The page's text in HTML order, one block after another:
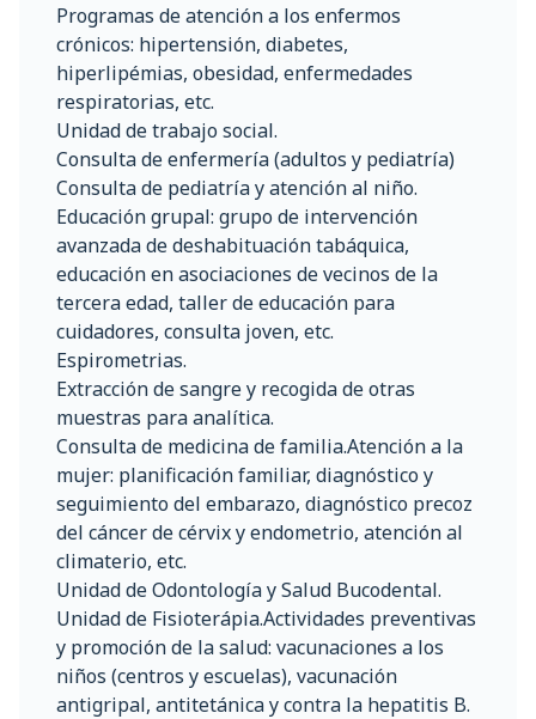
Programas de atención a los enfermos
crónicos: hipertensión, diabetes,
hiperlipémias, obesidad, enfermedades
respiratorias, etc.
Unidad de trabajo social.
Consulta de enfermería (adultos y pediatría)
Consulta de pediatría y atención al niño.
Educación grupal: grupo de intervención
avanzada de deshabituación tabáquica,
educación en asociaciones de vecinos de la
tercera edad, taller de educación para
cuidadores, consulta joven, etc.
Espirometrias.
Extracción de sangre y recogida de otras
muestras para analítica.
Consulta de medicina de familia.Atención a la
mujer: planificación familiar, diagnóstico y
seguimiento del embarazo, diagnóstico precoz
del cáncer de cérvix y endometrio, atención al
climaterio, etc.
Unidad de Odontología y Salud Bucodental.
Unidad de Fisioterápia.Actividades preventivas
y promoción de la salud: vacunaciones a los
niños (centros y escuelas), vacunación
antigripal, antitetánica y contra la hepatitis B.